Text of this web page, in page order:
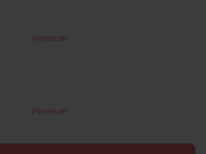
Premium
Premium